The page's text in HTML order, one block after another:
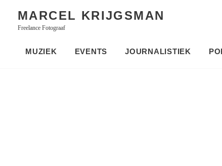
content
MARCEL KRIJGSMAN
Freelance Fotograaf
MUZIEK EVENTS JOURNALISTIEK